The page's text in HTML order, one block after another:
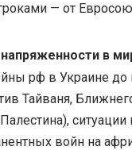
— от
в
рф в Украине
Тайваня,
ситуации
войн на